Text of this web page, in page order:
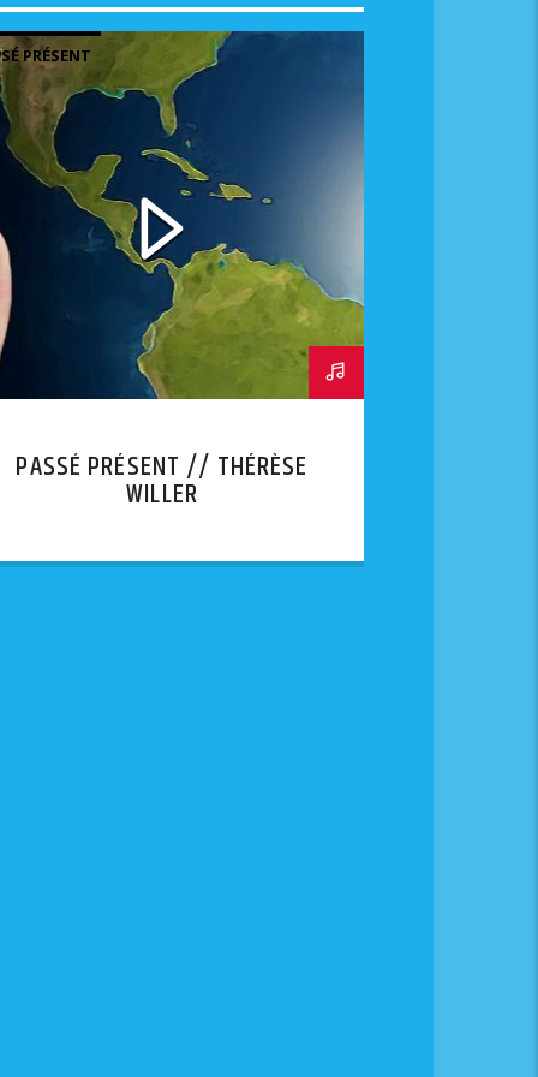
PRÉSENT
PASSÉ PRÉSENT // THÉRÈSE
WILLER